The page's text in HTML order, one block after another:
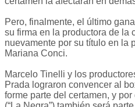
Pero, finalmente, el último
su firma en la productora de la
nuevamente por su título en la
Mariana Conci.
Marcelo Tinelli y los
Prada lograron convencer al
forme parte del certamen, y